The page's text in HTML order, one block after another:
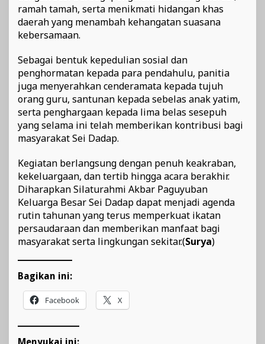
ramah tamah, serta menikmati hidangan khas
daerah yang menambah kehangatan suasana
kebersamaan.
Sebagai bentuk kepedulian sosial dan
penghormatan kepada para pendahulu, panitia
juga menyerahkan cenderamata kepada tujuh
orang guru, santunan kepada sebelas anak yatim,
serta penghargaan kepada lima belas sesepuh
yang selama ini telah memberikan kontribusi bagi
masyarakat Sei Dadap.
Kegiatan berlangsung dengan penuh keakraban,
kekeluargaan, dan tertib hingga acara berakhir.
Diharapkan Silaturahmi Akbar Paguyuban
Keluarga Besar Sei Dadap dapat menjadi agenda
rutin tahunan yang terus memperkuat ikatan
persaudaraan dan memberikan manfaat bagi
masyarakat serta lingkungan sekitar.(Surya)
Bagikan ini:
Facebook X